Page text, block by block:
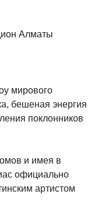
Алматы
мирового
бешеная энергия
поклонников
и имея в
официально
артистом